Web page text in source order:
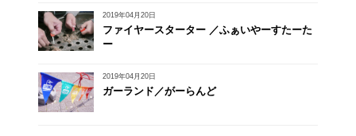
2019年04月20日
ファイヤースターター ／ふぁいやーすたーた
ー
2019年04月20日
ガーランド／がーらんど